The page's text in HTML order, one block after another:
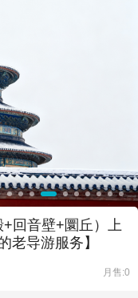
+回音壁+圜丘）上
老导游服务】
月售:0